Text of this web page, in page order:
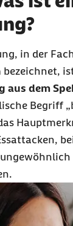
Binge-
Eating
einen Blick
zu
in der
bezeichnet,
aus dem
Begriff „